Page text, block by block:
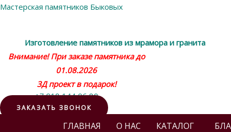
Мастерская памятников Быковых
Изготовление памятников из мрамора и гранита
Внимание! При заказе памятника до
01.08.2026
3Д проект в подарок!
+7 918 144 06 80
ЗАКАЗАТЬ ЗВОНОК
ГЛАВНАЯ О НАС КАТАЛОГ